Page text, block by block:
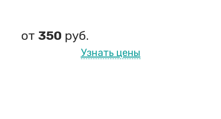
от 350 руб.
Узнать цены